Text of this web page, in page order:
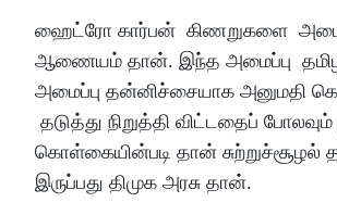
ஹைட்ரோ கார்பன் கிணறுகளை அமைக்க
ஆணையம் தான். இந்த அமைப்பு
அமைப்பு தன்னிச்சையாக அனுமதி
தடுத்து நிறுத்தி விட்டதைப்
கொள்கையின்படி தான் சுற்றுச்சூழல்
இருப்பது திமுக அரசு தான்.